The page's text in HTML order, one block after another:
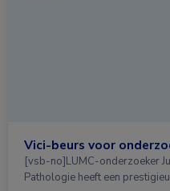
Vici-beurs voor
[vsb-no]LUMC-onderzoeker
Pathologie heeft een